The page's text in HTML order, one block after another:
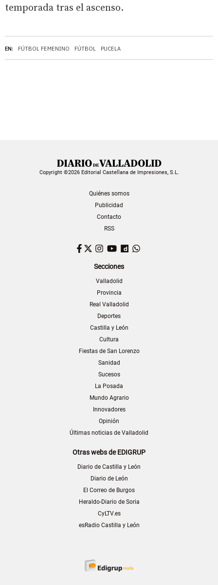
EN: FÚTBOL FEMENINO FÚTBOL PUCELA
temporada tras el ascenso.
Copyright ©2026 Editorial Castellana de Impresiones, S.L.
Quiénes somos
Publicidad
Contacto
RSS
Facebook
TwitterInstagram
YouTubeDailymotion
Secciones
Valladolid
Provincia
Real Valladolid
Deportes
Castilla y León
Cultura
Fiestas de San Lorenzo
Sanidad
Sucesos
La Posada
Mundo Agrario
Innovadores
Opinión
Últimas noticias de Valladolid
Otras webs de EDIGRUP
Diario de Castilla y León
Diario de León
El Correo de Burgos
Heraldo-Diario de Soria
CyLTV.es
esRadio Castilla y León